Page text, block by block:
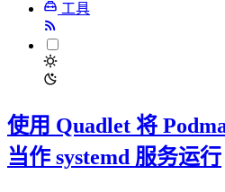
工具
使用 Quadlet 将
当作 systemd 服务运行